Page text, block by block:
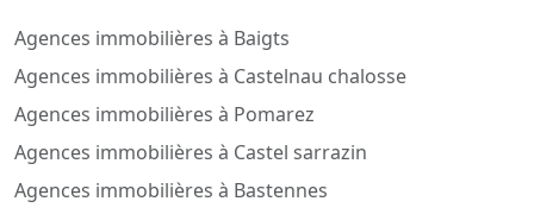
Agences immobilières à Baigts
Agences immobilières à Castelnau chalosse
Agences immobilières à Pomarez
Agences immobilières à Castel sarrazin
Agences immobilières à Bastennes